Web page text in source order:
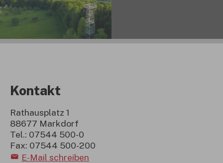
Kontakt
Rathausplatz 1
88677 Markdorf
Tel.: 07544 500-0
Fax: 07544 500-200
E-Mail schreiben